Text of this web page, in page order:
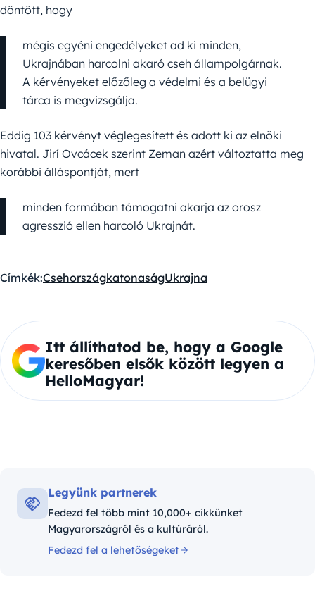
döntött, hogy
mégis egyéni engedélyeket ad ki minden,
Ukrajnában harcolni akaró cseh állampolgárnak.
A kérvényeket előzőleg a védelmi és a belügyi
tárca is megvizsgálja.
Eddig 103 kérvényt véglegesített és adott ki az elnöki
hivatal. Jirí Ovcácek szerint Zeman azért változtatta meg
korábbi álláspontját, mert
minden formában támogatni akarja az orosz
agresszió ellen harcoló Ukrajnát.
Címkék:CsehországkatonaságUkrajna
Itt állíthatod be, hogy a Google
keresőben elsők között legyen a
HelloMagyar!
Legyünk partnerek
Fedezd fel több mint 10,000+ cikkünket
Magyarországról és a kultúráról.
Fedezd fel a lehetőségeket